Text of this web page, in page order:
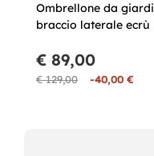
Ombrellone da
braccio laterale ecrù
€ 129,00 -40,00 €
€ 89,00